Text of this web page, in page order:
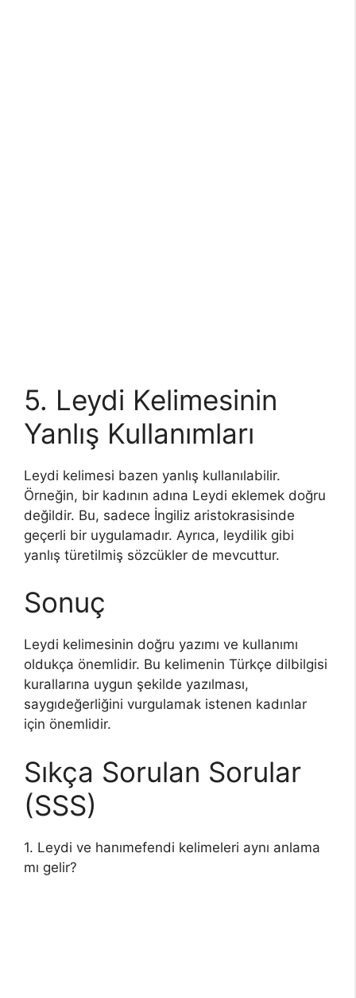
5. Leydi Kelimesinin
Yanlış Kullanımları
Leydi kelimesi bazen yanlış kullanılabilir.
Örneğin, bir kadının adına Leydi eklemek doğru
değildir. Bu, sadece İngiliz aristokrasisinde
geçerli bir uygulamadır. Ayrıca, leydilik gibi
yanlış türetilmiş sözcükler de mevcuttur.
Sonuç
Leydi kelimesinin doğru yazımı ve kullanımı
oldukça önemlidir. Bu kelimenin Türkçe dilbilgisi
kurallarına uygun şekilde yazılması,
saygıdeğerliğini vurgulamak istenen kadınlar
için önemlidir.
Sıkça Sorulan Sorular
(SSS)
1. Leydi ve hanımefendi kelimeleri aynı anlama
mı gelir?